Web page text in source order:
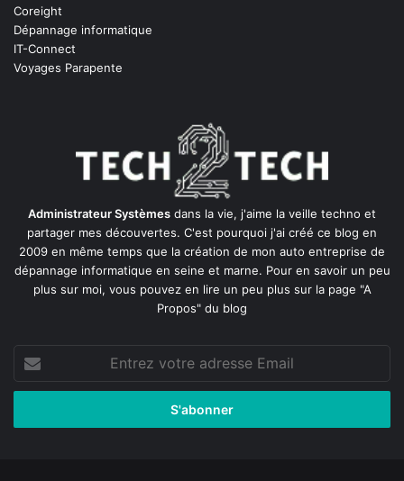
Coreight
Dépannage informatique
IT-Connect
Voyages Parapente
Administrateur Systèmes dans la vie, j'aime la veille techno et
partager mes découvertes. C'est pourquoi j'ai créé ce blog en
2009 en même temps que la création de mon auto entreprise de
dépannage informatique en seine et marne. Pour en savoir un peu
plus sur moi, vous pouvez en lire un peu plus sur la page "A
Propos" du blog
votre
adresse